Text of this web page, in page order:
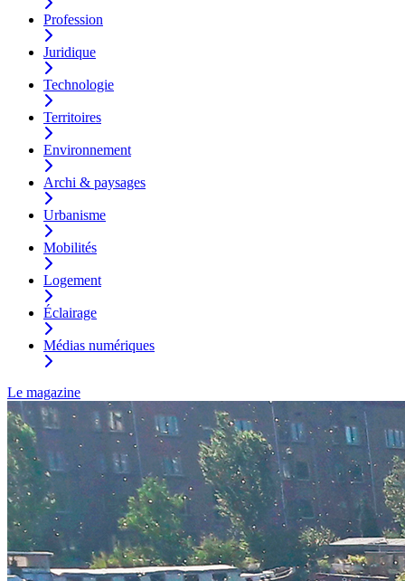
Profession
Juridique
Technologie
Territoires
Environnement
Archi & paysages
Urbanisme
Mobilités
Logement
Éclairage
Médias numériques
Le magazine